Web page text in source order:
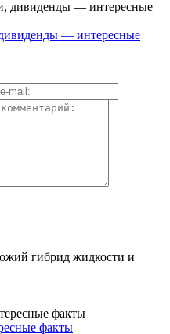
— интересные
гибрид жидкости и
факты